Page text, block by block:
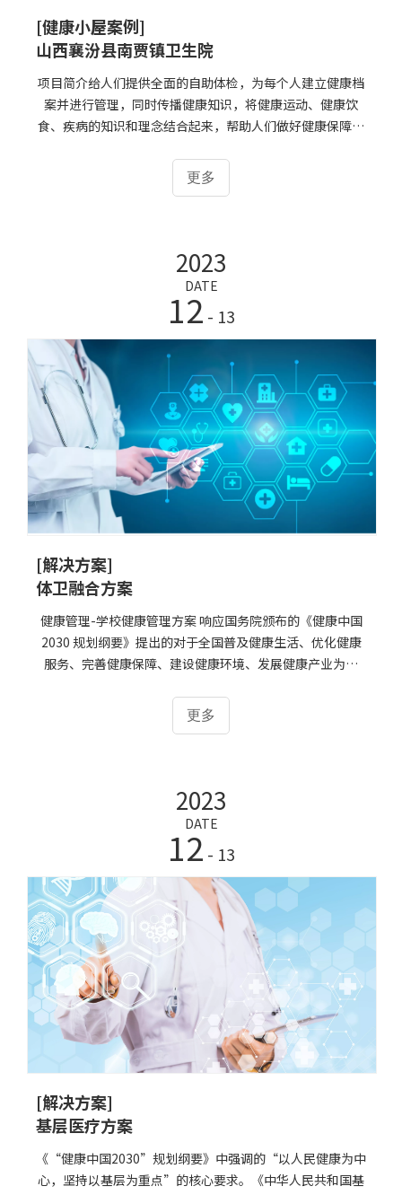
[健康小屋案例]
山西襄汾县南贾镇卫生院
项目简介给人们提供全面的自助体检，为每个人建立健康档
案并进行管理，同时传播健康知识，将健康运动、健康饮
食、疾病的知识和理念结合起来，帮助人们做好健康保障、
的需求后，公司与卫生院积极沟通，确定测量项目和功能，
克服了一些技术及场地问题，2021年1月12日，HW-V6000
目：身高体重、血压心率、人体成分、血氧饱和度、体温、
心电、血糖、尿酸、胆固醇、血脂、尿液、中医体质辨识、
腰围、臀围、腰臀比支持项目拓展：视力筛查、动脉硬化、
肺功能检测等
更多
2023
DATE
12 - 13
[解决方案]
体卫融合方案
健康管理-学校健康管理方案 响应国务院颁布的《健康中国
2030 规划纲要》提出的对于全国普及健康生活、优化健康
服务、完善健康保障、建设健康环境、发展健康产业为重
大幅提高健康水平，显著改善健康公平。大力培养健康管理
人员的输出，做好基层健康管理架构的整体布局。健康管理
生体质健康得到改善的同时，也存在着一些不容忽视的问
题。如:青少年耐力、速度、爆发力、力量素质呈下降趋势，
国家在大力推行健康管理行业人才教育缺口的培养。健康管
更多
2023
DATE
12 - 13
[解决方案]
基层医疗方案
《“健康中国2030”规划纲要》中强调的“以人民健康为中
心，坚持以基层为重点”的核心要求。《中华人民共和国基